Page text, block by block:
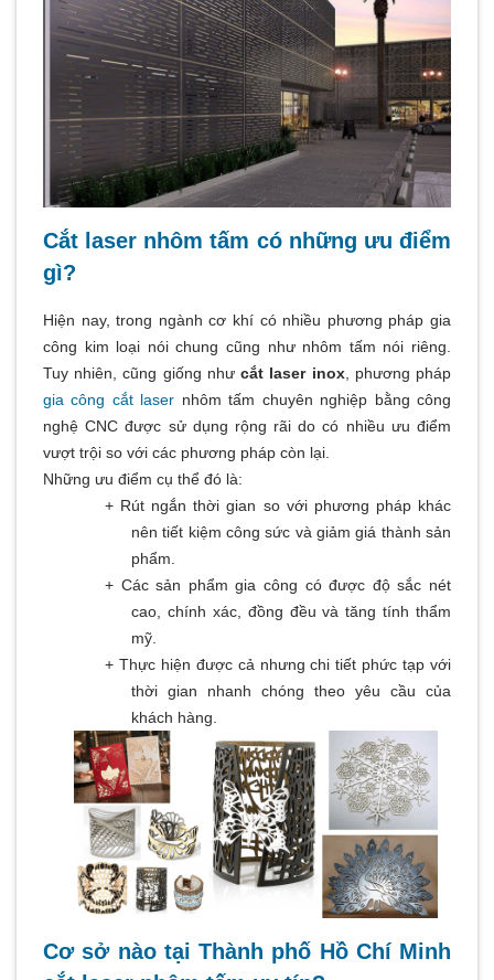
Cắt laser nhôm tấm có những ưu điểm
gì?
Hiện nay, trong ngành cơ khí có nhiều phương pháp gia
công kim loại nói chung cũng như nhôm tấm nói riêng.
Tuy nhiên, cũng giống nhưcắt laser inox, phương pháp
gia công cắt laser nhôm tấm chuyên nghiệp bằng công
nghệ CNC được sử dụng rộng rãi do có nhiều ưu điểm
vượt trội so với các phương pháp còn lại.
Những ưu điểm cụ thể đó là:
+ Rút ngắn thời gian so với phương pháp khác
nên tiết kiệm công sức và giảm giá thành sản
phẩm.
+ Các sản phẩm gia công có được độ sắc nét
cao, chính xác, đồng đều và tăng tính thẩm
mỹ.
+ Thực hiện được cả nhưng chi tiết phức tạp với
thời gian nhanh chóng theo yêu cầu của
khách hàng.
Cơ sở nào tại Thành phố Hồ Chí Minh